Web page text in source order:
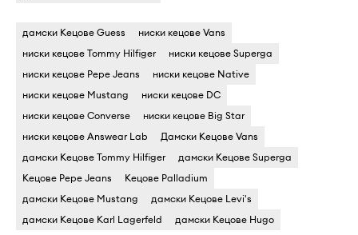
дамски Кецове Guess
ниски кецове Vans
ниски кецове Tommy Hilfiger
ниски кецове Superga
ниски кецове Pepe Jeans
ниски кецове Native
ниски кецове Mustang
ниски кецове DC
ниски кецове Converse
ниски кецове Big Star
ниски кецове Answear Lab
Дамски Кецове Vans
дамски Кецове Tommy Hilfiger
дамски Кецове Superga
Кецове Pepe Jeans
Кецове Palladium
дамски Кецове Mustang
дамски Кецове Levi's
дамски Кецове Karl Lagerfeld
дамски Кецове Hugo